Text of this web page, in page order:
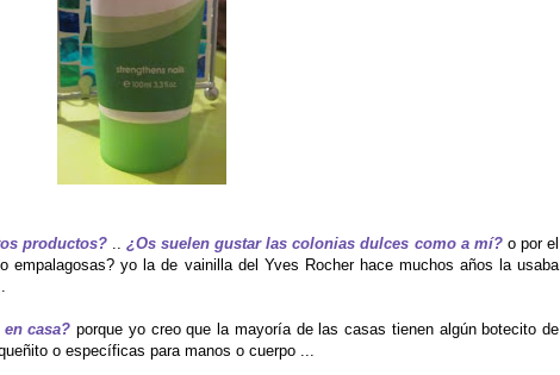
productos?.. ¿Os suelen gustar las colonias dulces como a mí? o por el
empalagosas? yo la de vainilla del Yves Rocher hace muchos años la usaba
casa? porque yo creo que la mayoría de las casas tienen algún botecito de
o específicas para manos o cuerpo ...